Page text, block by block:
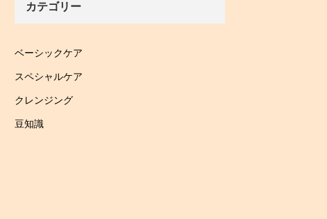
カテゴリー
ベーシックケア
スペシャルケア
クレンジング
豆知識